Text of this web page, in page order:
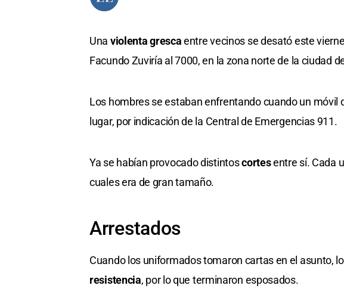
Una violenta grescaentre vecinos se desató este
Facundo Zuviría al 7000, en la zona norte de la ciudad
Los hombres se estaban enfrentando cuando un móvil
lugar, por indicación de la Central de Emergencias 911.
Ya se habían provocado distintoscortesentre sí. Cada
cuales era de gran tamaño.
Arrestados
Cuando los uniformados tomaron cartas en el asunto,
resistencia, por lo que terminaron esposados.